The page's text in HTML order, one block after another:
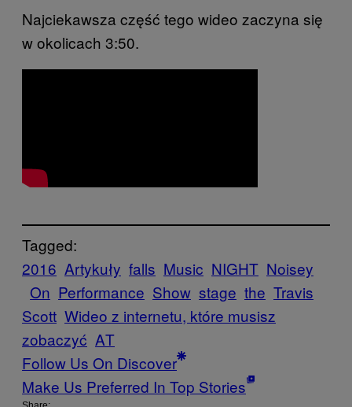
Najciekawsza część tego wideo zaczyna się
w okolicach 3:50.
Tagged:
2016 Artykuły falls Music NIGHT Noisey
On Performance Show stage the Travis
Scott Wideo z internetu, które musisz
zobaczyć ΑΤ
Follow Us On Discover
Make Us Preferred In Top Stories